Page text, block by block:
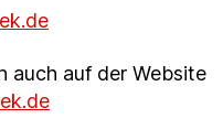
auch auf der Website